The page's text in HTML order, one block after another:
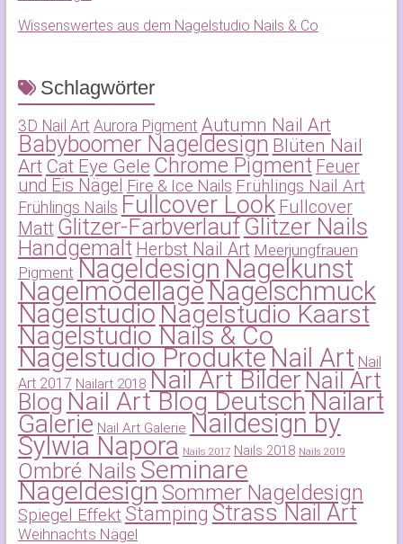
Wissenswertes aus dem Nagelstudio Nails & Co
Schlagwörter
3D Nail Art Aurora Pigment Autumn Nail Art
Babyboomer Nageldesign Blüten Nail
Art Cat Eye Gele Chrome Pigment Feuer
und Eis Nägel Fire & Ice Nails Frühlings Nail Art
Frühlings Nails Fullcover Look Fullcover
Matt Glitzer-Farbverlauf Glitzer Nails
Handgemalt Herbst Nail Art Meerjungfrauen
Pigment Nageldesign Nagelkunst
NagelmodellageNagelschmuck
NagelstudioNagelstudio Kaarst
Nagelstudio Nails & Co
Nagelstudio ProdukteNail Art Nail
Art 2017 Nailart 2018 Nail Art Bilder Nail Art
Blog Nail Art Blog DeutschNailart
Galerie Nail Art Galerie Naildesign by
Sylwia Napora Nails 2017 Nails 2018 Nails 2019
Ombré Nails Seminare
NageldesignSommer Nageldesign
Spiegel Effekt Stamping Strass Nail Art
Weihnachts Nägel